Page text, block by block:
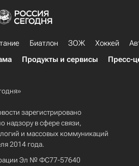
Биатлон ЗОЖ Хоккей
Продукты и сервисы Пресс-
зарегистрировано
надзору в сфере связи,
и массовых коммуникаций
2014 года.
Эл № ФС77-57640